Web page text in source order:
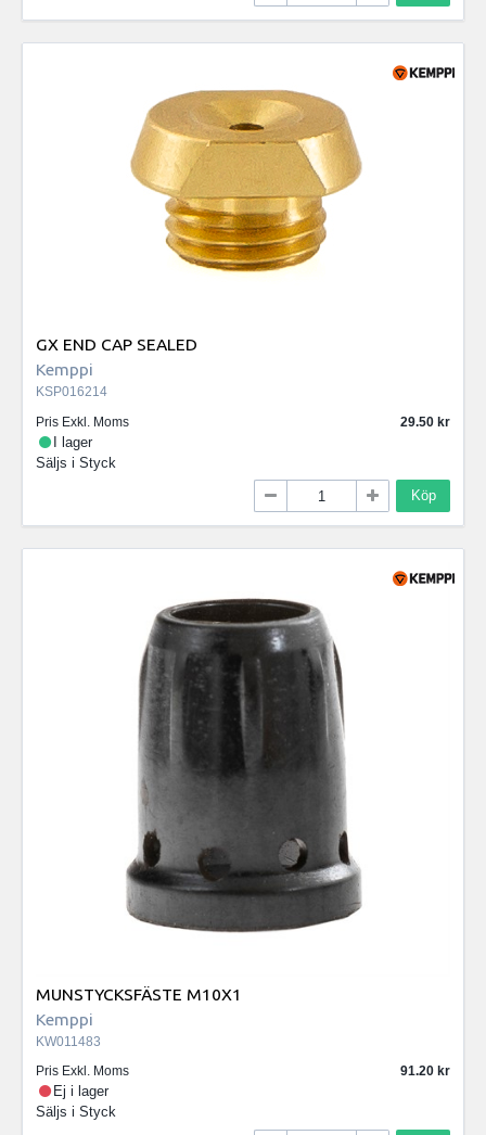
GX END CAP SEALED
Kemppi
KSP016214
Pris Exkl. Moms
29.50
I lager
Säljs i Styck
Köp
MUNSTYCKSFÄSTE M10X1
Kemppi
KW011483
Pris Exkl. Moms
91.20
Ej i lager
Säljs i Styck